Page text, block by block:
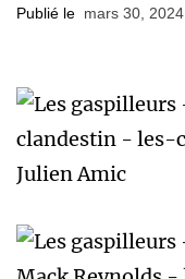
Publié le mars 30, 2024